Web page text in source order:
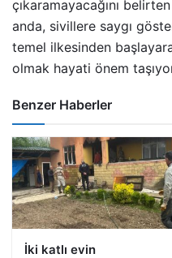
çıkaramayacağını
anda, sivillere saygı
temel ilkesinden
olmak hayati önem
Benzer Haberler
İki katlı evin